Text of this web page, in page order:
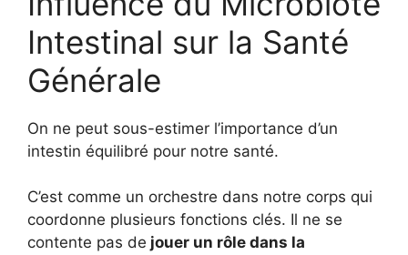
Intestinal sur la Santé
Générale
On ne peut sous-estimer l’importance d’un
intestin équilibré pour notre santé.
C’est comme un orchestre dans notre corps qui
coordonne plusieurs fonctions clés. Il ne se
contente pas de jouer un rôle dans la